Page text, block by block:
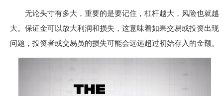
无论头寸有多大，重要的是要记住，杠杆越大，风险也就越
大。保证金可以放大利润和损失，这意味着如果交易或投资出现
问题，投资者或交易员的损失可能会远远超过初始存入的金额。